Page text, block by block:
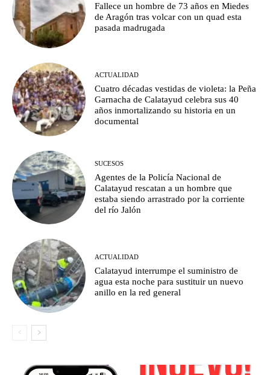
Fallece un hombre de 73 años en Miedes
de Aragón tras volcar con un quad esta
pasada madrugada
ACTUALIDAD
Cuatro décadas vestidas de violeta: la Peña
Garnacha de Calatayud celebra sus 40
años inmortalizando su historia en un
documental
SUCESOS
Agentes de la Policía Nacional de
Calatayud rescatan a un hombre que
estaba siendo arrastrado por la corriente
del río Jalón
ACTUALIDAD
Calatayud interrumpe el suministro de
agua esta noche para sustituir un nuevo
anillo en la red general